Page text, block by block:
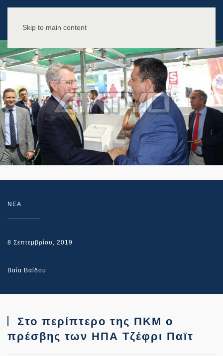
Skip to main content
NEA
8 Σεπτεμβρίου, 2019
Βαΐα Βαΐδου
Στο περίπτερο της ΠΚΜ ο
πρέσβης των ΗΠΑ Τζέφρι Παϊτ